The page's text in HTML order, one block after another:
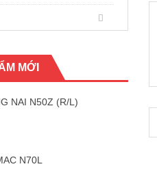
MỚI
NAI N50Z (R/L)
N70L